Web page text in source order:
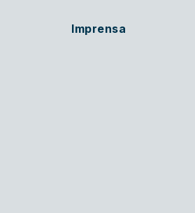
Imprensa